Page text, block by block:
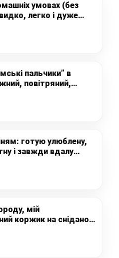
умовах (без
легко і дуже
бути у Вас в
пальчики” в
повітряний,
а готується
готую улюблену,
і завжди вдалу
мій
коржик на сніданок
простіше та
замість сирників